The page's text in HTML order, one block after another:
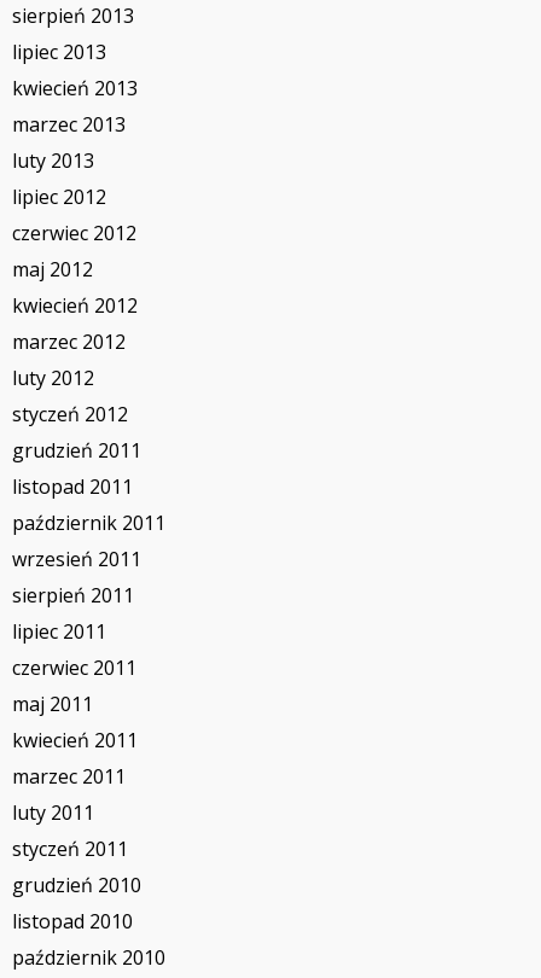
sierpień 2013
lipiec 2013
kwiecień 2013
marzec 2013
luty 2013
lipiec 2012
czerwiec 2012
maj 2012
kwiecień 2012
marzec 2012
luty 2012
styczeń 2012
grudzień 2011
listopad 2011
październik 2011
wrzesień 2011
sierpień 2011
lipiec 2011
czerwiec 2011
maj 2011
kwiecień 2011
marzec 2011
luty 2011
styczeń 2011
grudzień 2010
listopad 2010
październik 2010